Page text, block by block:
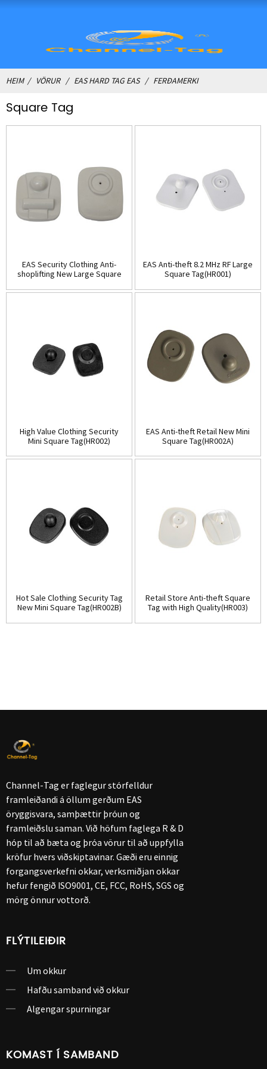
HEIM VÖRUR EAS HARD TAG EAS FERÐAMERKI
Square Tag
EAS Security Clothing Anti-
shoplifting New Large Square
EAS Anti-theft 8.2 MHz RF Large
Square Tag(HR001)
High Value Clothing Security
Mini Square Tag(HR002)
EAS Anti-theft Retail New Mini
Square Tag(HR002A)
Hot Sale Clothing Security Tag
New Mini Square Tag(HR002B)
Retail Store Anti-theft Square
Tag with High Quality(HR003)
Channel-Tag er faglegur stórfelldur
framleiðandi á öllum gerðum EAS
öryggisvara, samþættir þróun og
framleiðslu saman. Við höfum faglega R & D
hóp til að bæta og þróa vörur til að uppfylla
kröfur hvers viðskiptavinar. Gæði eru einnig
forgangsverkefni okkar, verksmiðjan okkar
hefur fengið ISO9001, CE, FCC, RoHS, SGS og
mörg önnur vottorð.
FLÝTILEIÐIR
Um okkur
Hafðu samband við okkur
Algengar spurningar
KOMAST Í SAMBAND